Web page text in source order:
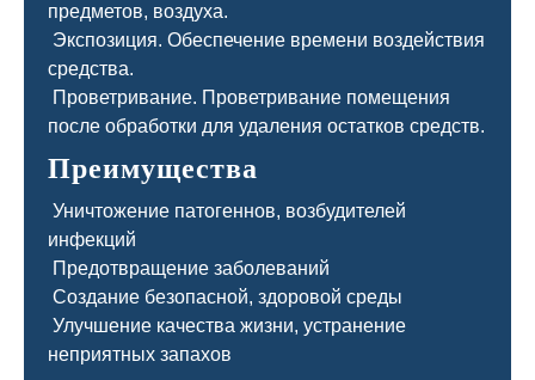
предметов, воздуха.
Экспозиция. Обеспечение времени воздействия
средства.
Проветривание. Проветривание помещения
после обработки для удаления остатков средств.
Преимущества
Уничтожение патогеннов, возбудителей
инфекций
Предотвращение заболеваний
Создание безопасной, здоровой среды
Улучшение качества жизни, устранение
неприятных запахов